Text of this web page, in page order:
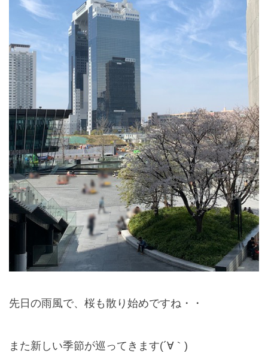
先日の雨風で、桜も散り始めですね・・
また新しい季節が巡ってきます(´∀｀)